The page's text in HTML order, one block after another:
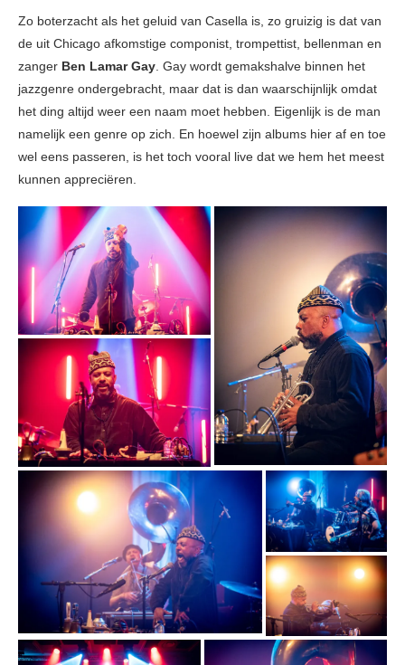
Zo boterzacht als het geluid van Casella is, zo gruizig is dat van
de uit Chicago afkomstige componist, trompettist, bellenman en
zanger Ben Lamar Gay . Gay wordt gemakshalve binnen het
jazzgenre ondergebracht, maar dat is dan waarschijnlijk omdat
het ding altijd weer een naam moet hebben. Eigenlijk is de man
namelijk een genre op zich. En hoewel zijn albums hier af en toe
wel eens passeren, is het toch vooral live dat we hem het meest
kunnen appreciëren.